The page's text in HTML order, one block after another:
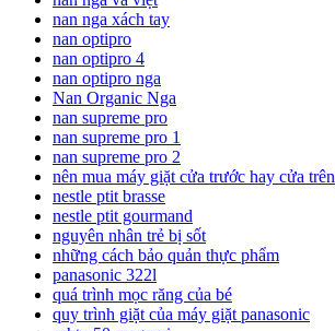
nan nga xách tay
nan optipro
nan optipro 4
nan optipro nga
Nan Organic Nga
nan supreme pro
nan supreme pro 1
nan supreme pro 2
nên mua máy giặt cửa trước hay cửa trên
nestle ptit brasse
nestle ptit gourmand
nguyên nhân trẻ bị sốt
những cách bảo quản thực phẩm
panasonic 322l
quá trình mọc răng của bé
quy trình giặt của máy giặt panasonic